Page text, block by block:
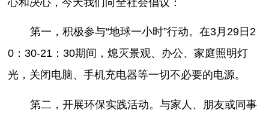
第一，积极参与“地球一小时”行动。在3月29日2
0：30-21：30期间，熄灭景观、办公、家庭照明灯
光，关闭电脑、手机充电器等一切不必要的电源。
第二，开展环保实践活动。与家人、朋友或同事